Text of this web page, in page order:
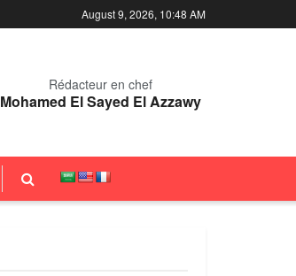
August 9, 2026, 10:48 AM
Rédacteur en chef
Mohamed El Sayed El Azzawy